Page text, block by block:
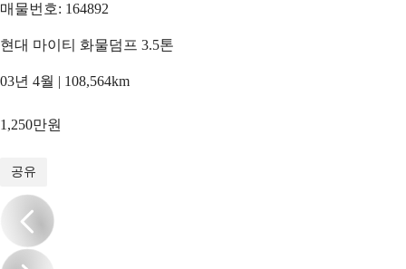
매물번호: 164892
현대 마이티 화물덤프 3.5톤
03년 4월 | 108,564km
1,250만원
공유
/20